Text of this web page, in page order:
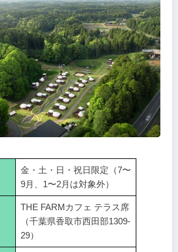
金・土・日・祝日限定（7〜
9月、1〜2月は対象外）
THE FARMカフェ テラス席
（千葉県香取市西田部1309-
29）